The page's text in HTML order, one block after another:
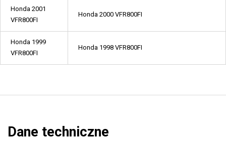
Honda 2001
VFR800FI
Honda 2000 VFR800FI
Honda 1999
VFR800FI
Honda 1998 VFR800FI
Dane techniczne